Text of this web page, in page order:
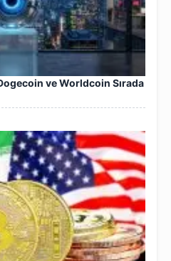
ve Worldcoin Sırada